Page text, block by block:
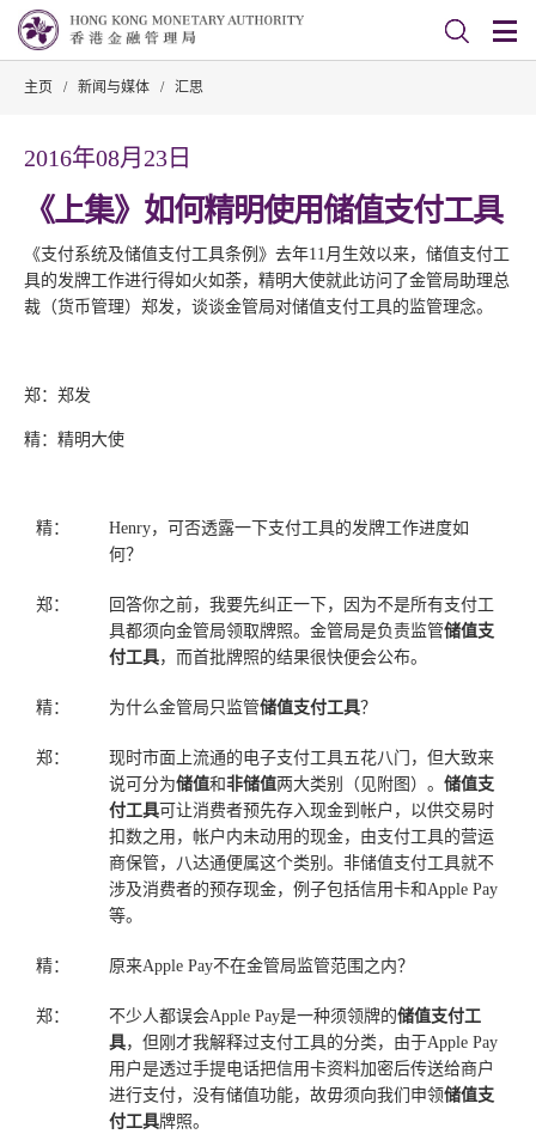
主页 / 新闻与媒体 / 汇思
2016年08月23日
《上集》如何精明使用储值支付工具
《支付系统及储值支付工具条例》去年11月生效以来，储值支付工
具的发牌工作进行得如火如荼，精明大使就此访问了金管局助理总
裁（货币管理）郑发，谈谈金管局对储值支付工具的监管理念。
郑：郑发
精：精明大使
精：
Henry，可否透露一下支付工具的发牌工作进度如
何？
郑：
回答你之前，我要先纠正一下，因为不是所有支付工
具都须向金管局领取牌照。金管局是负责监管储值支
付工具，而首批牌照的结果很快便会公布。
精： 为什么金管局只监管储值支付工具？
郑：
现时市面上流通的电子支付工具五花八门，但大致来
说可分为储值和非储值两大类别（见附图）。 储值支
付工具可让消费者预先存入现金到帐户，以供交易时
扣数之用，帐户内未动用的现金，由支付工具的营运
商保管，八达通便属这个类别。非储值支付工具就不
涉及消费者的预存现金，例子包括信用卡和Apple Pay
等。
精： 原来Apple Pay不在金管局监管范围之内？
郑： 不少人都误会Apple Pay是一种须领牌的储值支付工
具，但刚才我解释过支付工具的分类，由于Apple Pay
用户是透过手提电话把信用卡资料加密后传送给商户
进行支付，没有储值功能，故毋须向我们申领储值支
付工具牌照。